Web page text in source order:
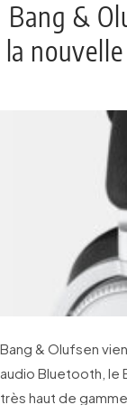
Bang &
la
de
Bang & Olufsen
audio Bluetooth, le
très haut de